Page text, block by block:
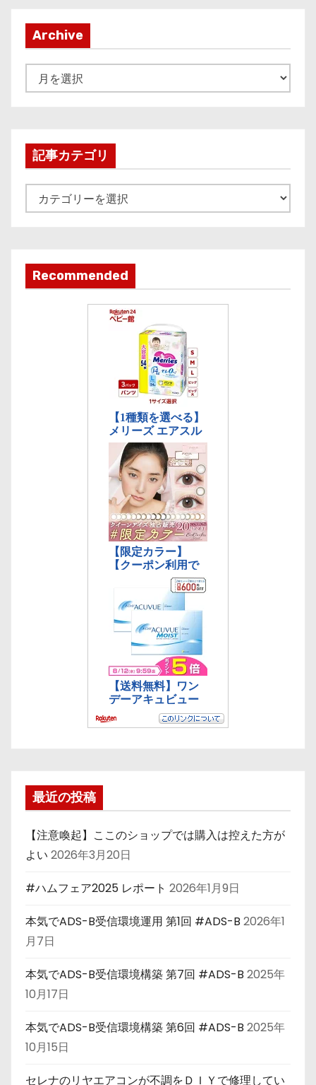
Archive
r
v
記事カテゴリ
事
ゴ
リ
Recommended
最近の投稿
【注意喚起】ここのショップでは購入は控えた方が
よい 2026年3月20日
#ハムフェア2025 レポート 2026年1月9日
本気でADS-B受信環境運用 第1回 #ADS-B 2026年1
月7日
本気でADS-B受信環境構築 第7回 #ADS-B 2025年
10月17日
本気でADS-B受信環境構築 第6回 #ADS-B 2025年
10月15日
セレナのリヤエアコンが不調をＤＩＹで修理してい